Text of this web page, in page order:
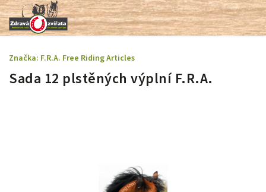
Sada 12 plstěných výplní F.R.A.
Značka: F.R.A. Free Riding Articles